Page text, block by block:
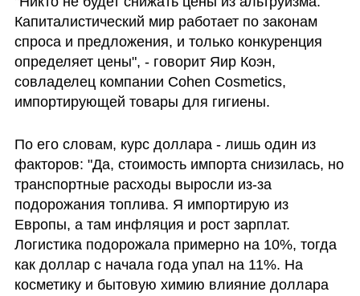
Капиталистический мир работает по законам
спроса и предложения, и только конкуренция
определяет цены", - говорит Яир Коэн,
совладелец компании Cohen Cosmetics,
импортирующей товары для гигиены.
По его словам, курс доллара - лишь один из
факторов: "Да, стоимость импорта снизилась, но
транспортные расходы выросли из-за
подорожания топлива. Я импортирую из
Европы, а там инфляция и рост зарплат.
Логистика подорожала примерно на 10%, тогда
как доллар с начала года упал на 11%. На
косметику и бытовую химию влияние доллара